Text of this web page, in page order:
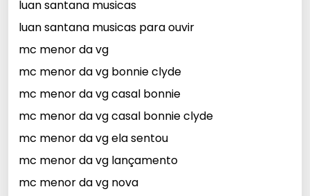
luan santana musicas
luan santana musicas para ouvir
mc menor da vg
mc menor da vg bonnie clyde
mc menor da vg casal bonnie
mc menor da vg casal bonnie clyde
mc menor da vg ela sentou
mc menor da vg lançamento
mc menor da vg nova